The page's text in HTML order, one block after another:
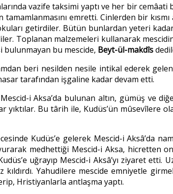
vazife taksimi yaptı ve her bir
emretti. Cinlerden bir
getirdiler. Bütün bunlardan yeteri
Toplanan malzemeleri kullanarak mescidin
bu mescide, Beyt-ül-makdîs
beri nesilden nesile intikal ederek
tarafından işgaline kadar devam etti.
i Aksa’da bulunan altın, gümüş ve
Bu târih ile, Kudüs’ün mûsevîlere
Kudüs’e gelerek Mescid-i Aksâ’da
medhettiği Mescid-i Aksa, hicretten on
uğrayıp Mescid-i Aksâ’yı ziyaret
Yahudilere mescide emniyetle
Hristiyanlarla antlaşma yaptı.